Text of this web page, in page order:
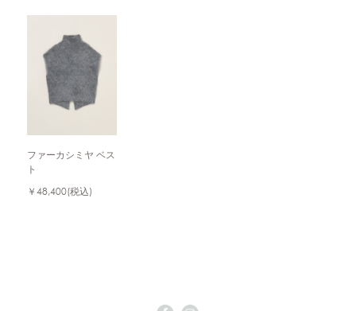
ファーカシミヤ ベス
ト
￥48,400(税込)